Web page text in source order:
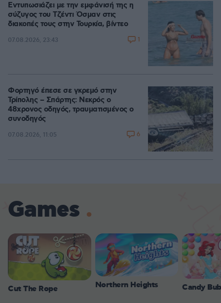
Εντυπωσιάζει με την εμφάνισή της η
σύζυγος του Τζέντι Όσμαν στις
διακοπές τους στην Τουρκία, βίντεο
07.08.2026, 23:43 1
Φορτηγό έπεσε σε γκρεμό στην
Τρίπολης – Σπάρτης: Νεκρός ο
48χρονος οδηγός, τραυματισμένος ο
συνοδηγός
07.08.2026, 11:05 6
Games
Cut The Rope Northern Heights Candy